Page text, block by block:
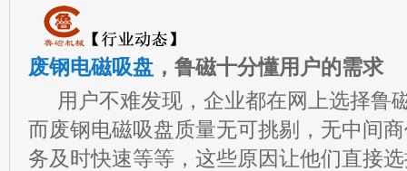
废钢电磁吸盘 ，鲁磁十分懂用户的需求
用户不难发现，企业都在网上选择鲁
而废钢电磁吸盘质量无可挑剔，无中间
务及时快速等等，这些原因让他们直接